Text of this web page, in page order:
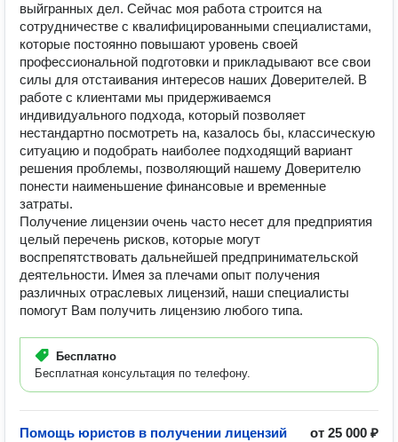
выйгранных дел. Сейчас моя работа строится на
сотрудничестве с квалифицированными специалистами,
которые постоянно повышают уровень своей
профессиональной подготовки и прикладывают все свои
силы для отстаивания интересов наших Доверителей. В
работе с клиентами мы придерживаемся
индивидуального подхода, который позволяет
нестандартно посмотреть на, казалось бы, классическую
ситуацию и подобрать наиболее подходящий вариант
решения проблемы, позволяющий нашему Доверителю
понести наименьшение финансовые и временные
затраты.
Получение лицензии очень часто несет для предприятия
целый перечень рисков, которые могут
воспрепятствовать дальнейшей предпринимательской
деятельности. Имея за плечами опыт получения
различных отраслевых лицензий, наши специалисты
помогут Вам получить лицензию любого типа.
Бесплатно
Бесплатная консультация по телефону.
Помощь юристов в получении лицензий
от 25 000 ₽